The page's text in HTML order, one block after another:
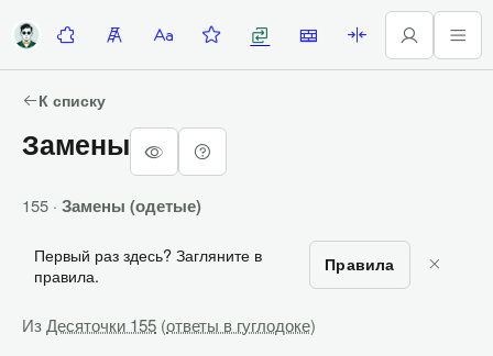
ДесяточкиЛесенкаАлфавиткаЗадание недели
ЗаменыСтеныПалиндромы
К списку
Замены
155 · Замены (одетые)
Первый раз здесь? Загляните в
правила.
Правила
ИзДесяточки 155 (ответы в гуглодоке)